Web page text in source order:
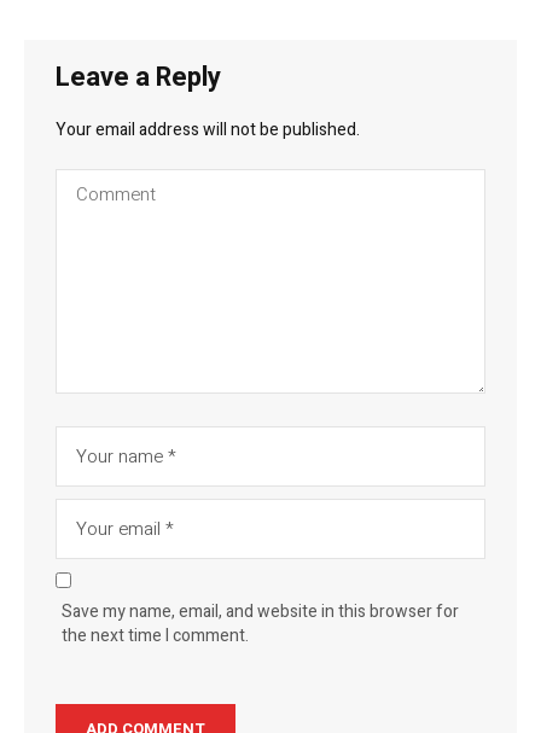
Leave a Reply
Your email address will not be published.
Save my name, email, and website in this browser for
the next time I comment.